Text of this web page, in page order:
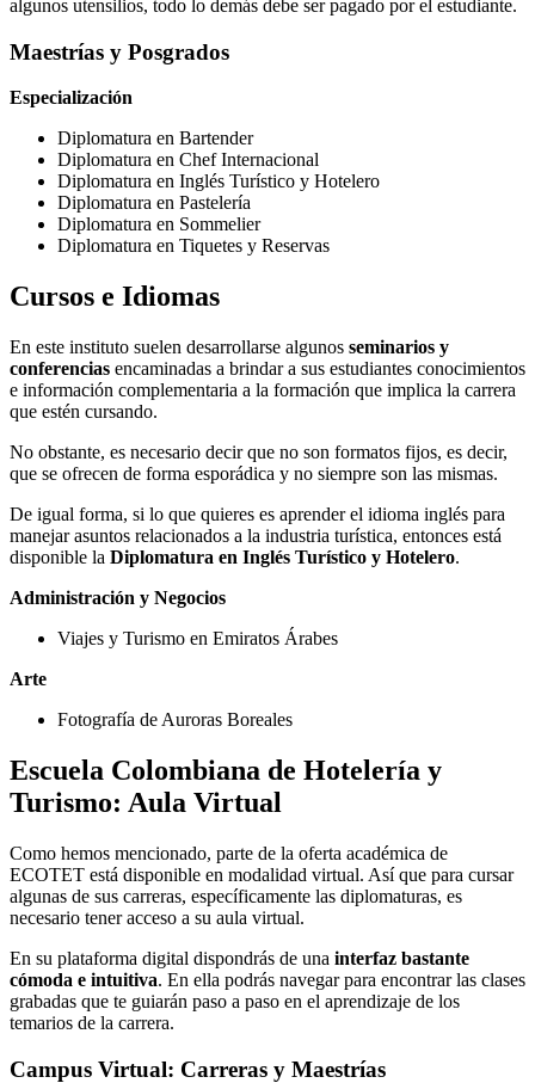
algunos utensilios, todo lo demás debe ser pagado por el estudiante.
Maestrías y Posgrados
Especialización
Diplomatura en Bartender
Diplomatura en Chef Internacional
Diplomatura en Inglés Turístico y Hotelero
Diplomatura en Pastelería
Diplomatura en Sommelier
Diplomatura en Tiquetes y Reservas
Cursos e Idiomas
En este instituto suelen desarrollarse algunos seminarios y
conferencias encaminadas a brindar a sus estudiantes conocimientos
e información complementaria a la formación que implica la carrera
que estén cursando.
No obstante, es necesario decir que no son formatos fijos, es decir,
que se ofrecen de forma esporádica y no siempre son las mismas.
De igual forma, si lo que quieres es aprender el idioma inglés para
manejar asuntos relacionados a la industria turística, entonces está
disponible la Diplomatura en Inglés Turístico y Hotelero.
Administración y Negocios
Viajes y Turismo en Emiratos Árabes
Arte
Fotografía de Auroras Boreales
Escuela Colombiana de Hotelería y
Turismo: Aula Virtual
Como hemos mencionado, parte de la oferta académica de
ECOTET está disponible en modalidad virtual. Así que para cursar
algunas de sus carreras, específicamente las diplomaturas, es
necesario tener acceso a su aula virtual.
En su plataforma digital dispondrás de una interfaz bastante
cómoda e intuitiva. En ella podrás navegar para encontrar las clases
grabadas que te guiarán paso a paso en el aprendizaje de los
temarios de la carrera.
Campus Virtual: Carreras y Maestrías